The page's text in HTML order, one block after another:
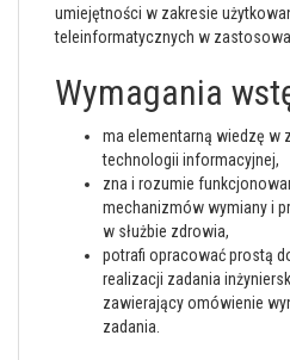
umiejętności w zakresie
teleinformatycznych w
Wymagania
ma elementarną wiedzę w
technologii informacyjnej,
zna i rozumie
mechanizmów wymiany i
w służbie zdrowia,
potrafi opracować prostą
realizacji zadania
zawierający omówienie
zadania.